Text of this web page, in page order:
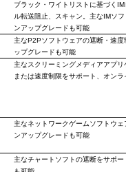
ブラック・ワイトリストに基づく IM
ル転送阻止、 スキャン 主なIMソフ
ンアップグレードも可能
主なP2Pソフトウェアの遮断・速
ップグレードも可能
主なスクリーミングメディアアプリ
または速度制限をサポート、オンラ
主なネットワークゲームソフトウ
ンアップグレードも可能
主なチャートソフトの遮断をサポ